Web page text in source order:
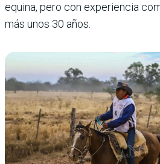
equina, pero con experiencia
más unos 30 años.